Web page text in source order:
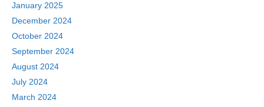
January 2025
December 2024
October 2024
September 2024
August 2024
July 2024
March 2024